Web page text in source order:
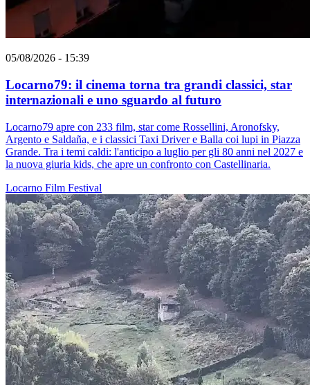
05/08/2026 - 15:39
Locarno79: il cinema torna tra grandi classici, star
internazionali e uno sguardo al futuro
Locarno79 apre con 233 film, star come Rossellini, Aronofsky,
Argento e Saldaña, e i classici Taxi Driver e Balla coi lupi in Piazza
Grande. Tra i temi caldi: l'anticipo a luglio per gli 80 anni nel 2027 e
la nuova giuria kids, che apre un confronto con Castellinaria.
Locarno Film Festival